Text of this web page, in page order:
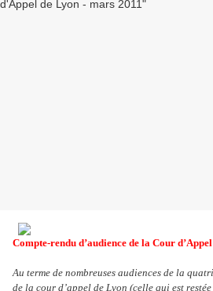
Compte-rendu d’audience de la Cour
Au terme de nombreuses audiences de la
de la cour d’appel de Lyon (celle qui est